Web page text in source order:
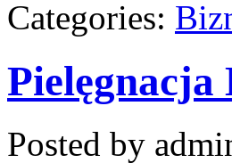
Categories:
Posted by